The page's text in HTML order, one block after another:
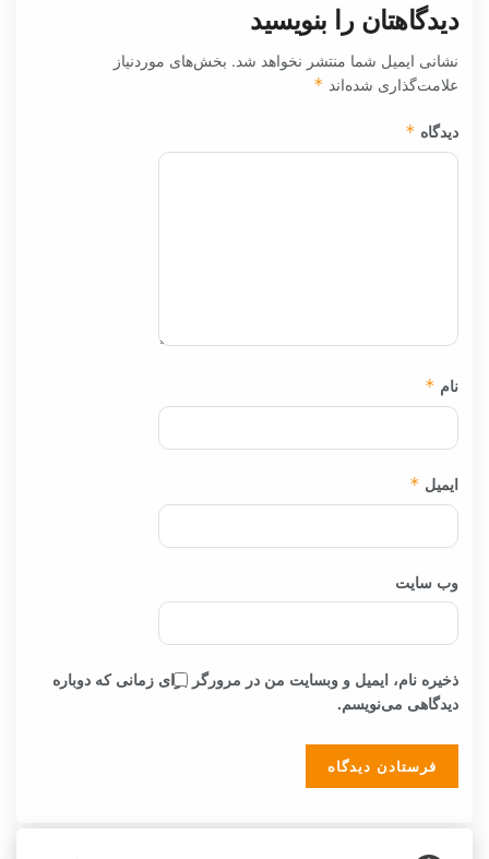
دیدگاهتان را بنویسید
نشانی ایمیل شما منتشر نخواهد شد. بخش‌های موردنیاز
علامت‌گذاری شده‌اند *
دیدگاه *
نام *
ایمیل *
وب‌ سایت
ذخیره نام، ایمیل و وبسایت من در مرورگر برای زمانی که دوباره
دیدگاهی می‌نویسم.